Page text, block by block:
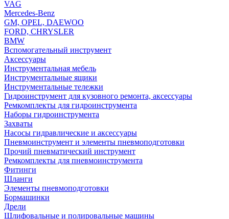
VAG
Mercedes-Benz
GM, OPEL, DAEWOO
FORD, CHRYSLER
BMW
Вспомогательный инструмент
Аксессуары
Инструментальная мебель
Инструментальные ящики
Инструментальные тележки
Гидроинструмент для кузовного ремонта, аксессуары
Ремкомплекты для гидроинструмента
Наборы гидроинструмента
Захваты
Насосы гидравлические и аксессуары
Пневмоинструмент и элементы пневмоподготовки
Прочий пневматический инструмент
Ремкомплекты для пневмоинструмента
Фитинги
Шланги
Элементы пневмоподготовки
Бормашинки
Дрели
Шлифовальные и полировальные машины